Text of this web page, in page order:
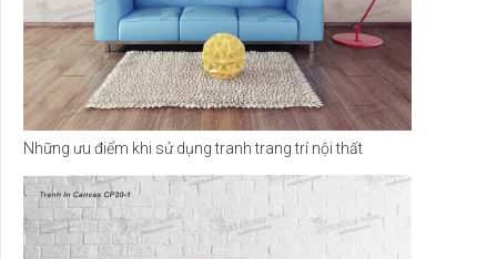
Những ưu điểm khi sử dụng tranh trang trí nội thất